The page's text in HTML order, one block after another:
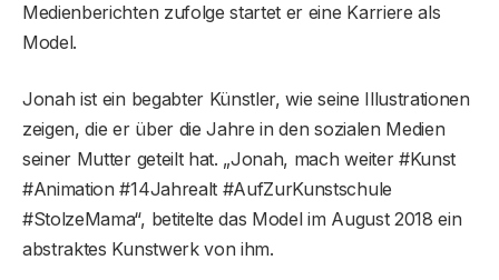
Medienberichten zufolge startet er eine Karriere als
Model.
Jonah ist ein begabter Künstler, wie seine Illustrationen
zeigen, die er über die Jahre in den sozialen Medien
seiner Mutter geteilt hat. „Jonah, mach weiter #Kunst
#Animation #14Jahrealt #AufZurKunstschule
#StolzeMama“, betitelte das Model im August 2018 ein
abstraktes Kunstwerk von ihm.